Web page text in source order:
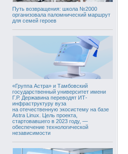
Путь возвращения: школа №2000
организовала паломнический маршрут
для семей героев
«Группа Астра» и Тамбовский
государственный университет имени
Г.Р. Державина переводят ИТ-
инфраструктуру вуза
на отечественную экосистему на базе
Astra Linux. Цель проекта,
стартовавшего в 2023 году, —
обеспечение технологической
независимости